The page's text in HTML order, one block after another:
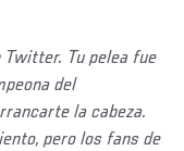
Twitter. Tu pelea fue
del
la cabeza.
pero los fans de